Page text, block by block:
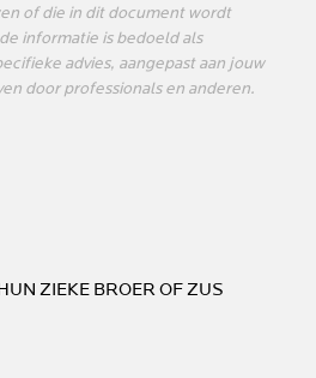
of die in dit document wordt
informatie is bedoeld als
advies, aangepast aan jouw
door professionals en anderen.
ZIEKE BROER OF ZUS